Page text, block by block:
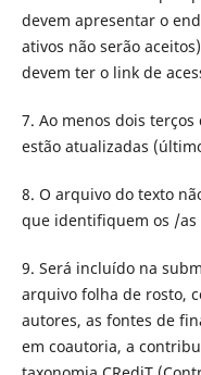
devem apresentar o
ativos não serão
devem ter o link de
7. Ao menos dois
estão atualizadas
8. O arquivo do texto
que identifiquem os /as
9. Será incluído na
arquivo folha de rosto,
autores, as fontes de
em coautoria, a